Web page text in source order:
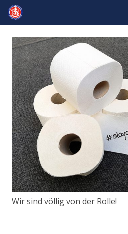
Wir sind völlig von der Rolle!